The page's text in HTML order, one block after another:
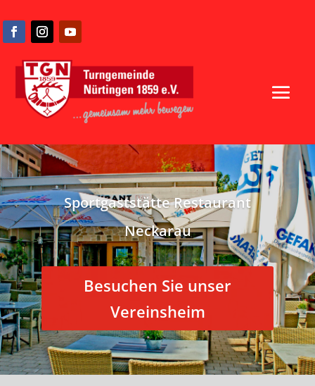
Sportgaststätte Restaurant
Neckarau
Besuchen Sie unser
Vereinsheim